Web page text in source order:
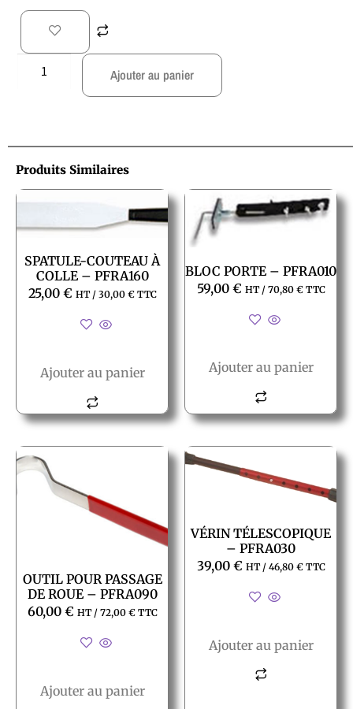
Ajouter au panier
Produits Similaires
SPATULE-COUTEAU À
COLLE – PFRA160
25,00 € HT / 30,00 €TTC
Ajouter au panier
BLOC PORTE – PFRA010
59,00 € HT / 70,80 €TTC
Ajouter au panier
OUTIL POUR PASSAGE
DE ROUE – PFRA090
60,00 € HT / 72,00 €TTC
Ajouter au panier
VÉRIN TÉLESCOPIQUE
– PFRA030
39,00 € HT / 46,80 €TTC
Ajouter au panier